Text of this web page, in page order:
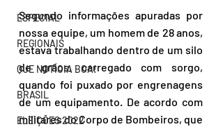
ESPECIAL
REGIONAIS
QUE NOTÍCIA BOA!
BRASIL
ELEIÇÕES 2022
Segundo informações apuradas por
nossa equipe, um homem de 28 anos,
estava trabalhando dentro de um silo
de grãos, carregado com sorgo,
quando foi puxado por engrenagens
de um equipamento. De acordo com
militares do Corpo de Bombeiros, que